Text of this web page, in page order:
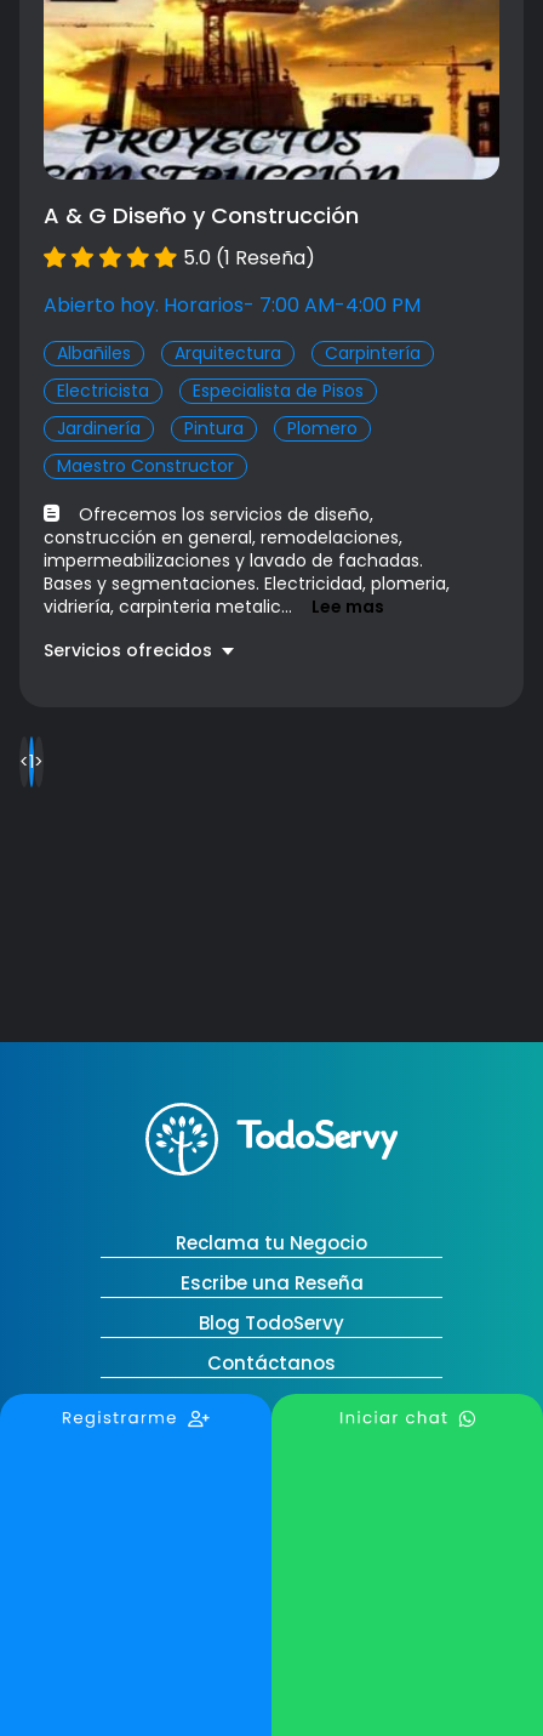
Obra blanca
Precio a convenir
Armado de muebles
Precio a convenir
Electricidad
Precio a convenir
SOPORTE TV
Precio a convenir
Promoción
Precio a convenir
A & G Diseño y Construcción
5.0 (1 Reseña)
Abierto hoy. Horarios- 7:00 AM-4:00 PM
Albañiles Arquitectura
Carpintería
Electricista
Especialista de Pisos
Jardinería
Pintura
Plomero
Maestro Constructor
Ofrecemos los servicios de diseño,
construcción en general, remodelaciones,
impermeabilizaciones y lavado de fachadas.
Bases y segmentaciones. Electricidad, plomeria,
vidriería, carpinteria metalic...
Lee mas
Servicios ofrecidos
<1>
Reclama tu Negocio
Escribe una Reseña
Blog TodoServy
Contáctanos